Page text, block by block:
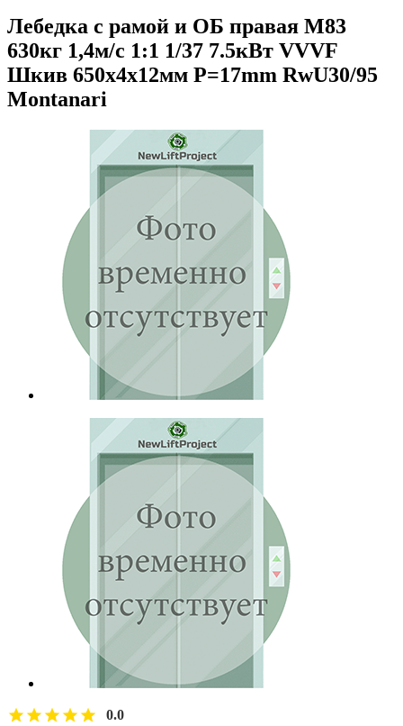
Лебедка с рамой и ОБ правая М83
630кг 1,4м/с 1:1 1/37 7.5кВт VVVF
Шкив 650х4x12мм P=17mm RwU30/95
Montanari
0.0